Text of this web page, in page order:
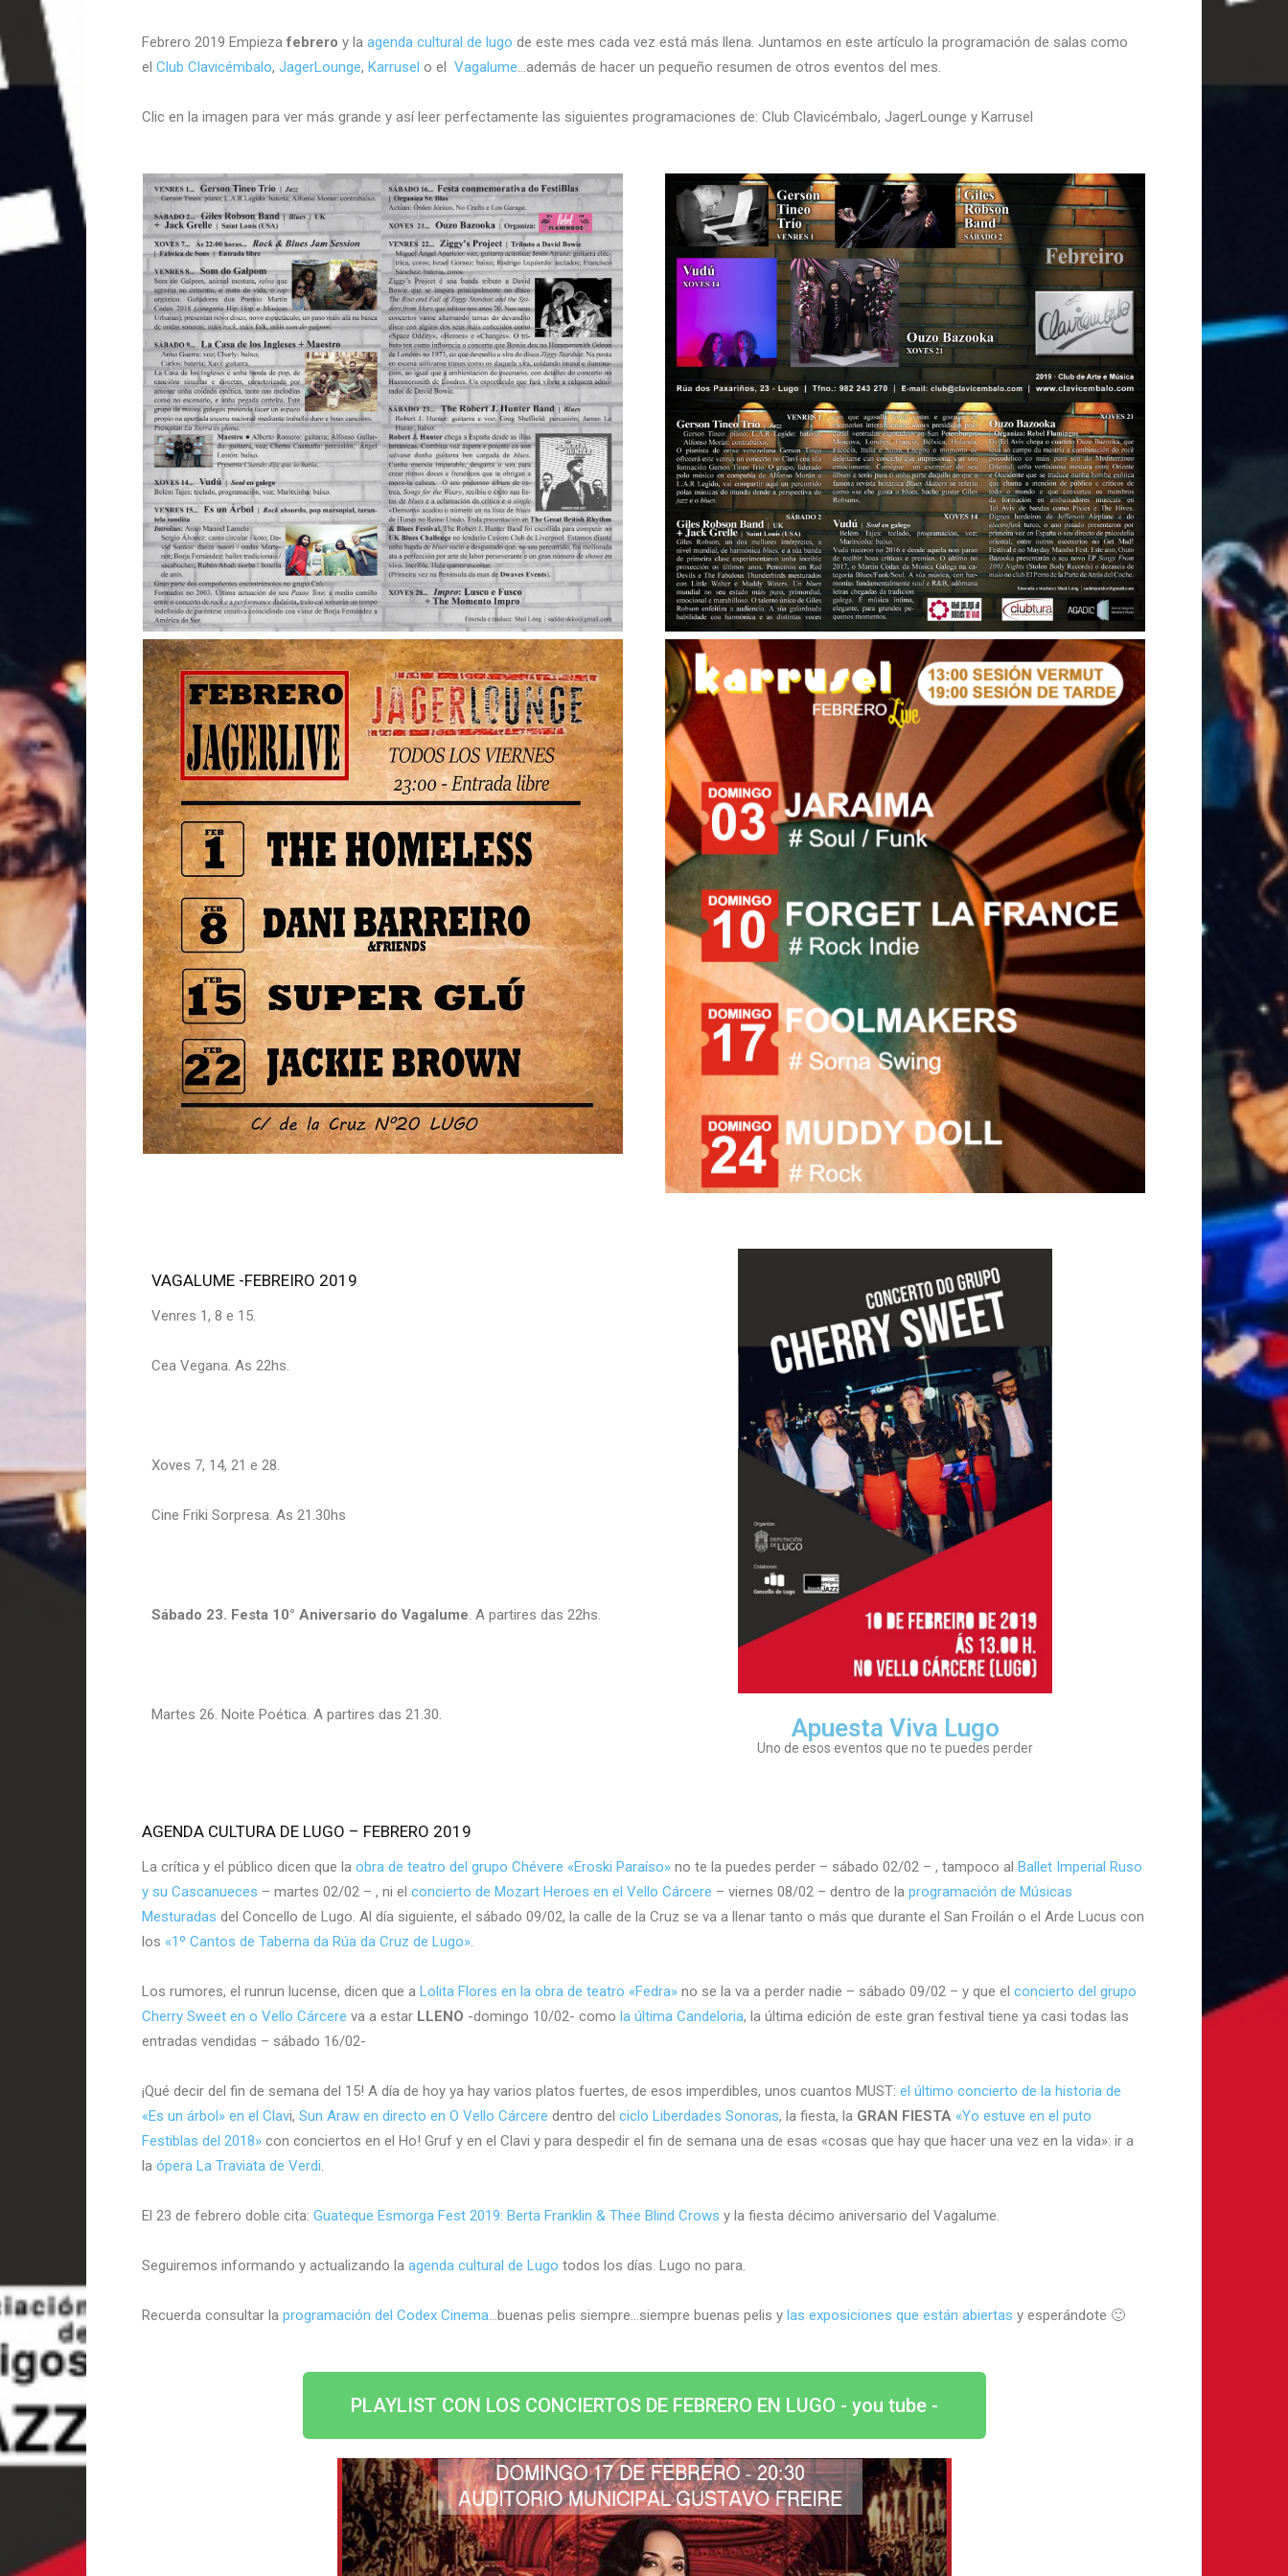
Febrero 2019 Empiezafebrero y la agenda cultural de lugo de este mes cada vez está más llena. Juntamos en este artículo la programación de salas como
el Club Clavicémbalo, JagerLounge, Karrusel o el Vagalume…además de hacer un pequeño resumen de otros eventos del mes.
Clic en la imagen para ver más grande y así leer perfectamente las siguientes programaciones de: Club Clavicémbalo, JagerLounge y Karrusel
VAGALUME -FEBREIRO 2019
Venres 1, 8 e 15.
Cea Vegana. As 22hs.
Xoves 7, 14, 21 e 28.
Cine Friki Sorpresa. As 21.30hs
Sábado 23. Festa 10° Aniversario do Vagalume. A partires das 22hs.
Martes 26. Noite Poética. A partires das 21.30. Apuesta Viva Lugo
Uno de esos eventos que no te puedes perder
AGENDA CULTURA DE LUGO – FEBRERO 2019
La crítica y el público dicen que la obra de teatro del grupo Chévere «Eroski Paraíso» no te la puedes perder – sábado 02/02 – , tampoco al Ballet Imperial Ruso
y su Cascanueces – martes 02/02 – , ni el concierto de Mozart Heroes en el Vello Cárcere – viernes 08/02 – dentro de la programación de Músicas
Mesturadas del Concello de Lugo. Al día siguiente, el sábado 09/02, la calle de la Cruz se va a llenar tanto o más que durante el San Froilán o el Arde Lucus con
los «1º Cantos de Taberna da Rúa da Cruz de Lugo».
Los rumores, el runrun lucense, dicen que a Lolita Flores en la obra de teatro «Fedra» no se la va a perder nadie – sábado 09/02 – y que el concierto del grupo
Cherry Sweet en o Vello Cárcere va a estar LLENO -domingo 10/02- como la última Candeloria, la última edición de este gran festival tiene ya casi todas las
entradas vendidas – sábado 16/02-
¡Qué decir del fin de semana del 15! A día de hoy ya hay varios platos fuertes, de esos imperdibles, unos cuantos MUST: el último concierto de la historia de
«Es un árbol» en el Clavi, Sun Araw en directo en O Vello Cárcere dentro del ciclo Liberdades Sonoras, la fiesta, la GRAN FIESTA «Yo estuve en el puto
Festiblas del 2018» con conciertos en el Ho! Gruf y en el Clavi y para despedir el fin de semana una de esas «cosas que hay que hacer una vez en la vida»: ir a
la ópera La Traviata de Verdi.
El 23 de febrero doble cita: Guateque Esmorga Fest 2019: Berta Franklin & Thee Blind Crows y la fiesta décimo aniversario del Vagalume.
Seguiremos informando y actualizando la agenda cultural de Lugo todos los días. Lugo no para.
Recuerda consultar la programación del Codex Cinema…buenas pelis siempre…siempre buenas pelis y las exposiciones que están abiertas y esperándote 🙂
PLAYLIST CON LOS CONCIERTOS DE FEBRERO EN LUGO - you tube -